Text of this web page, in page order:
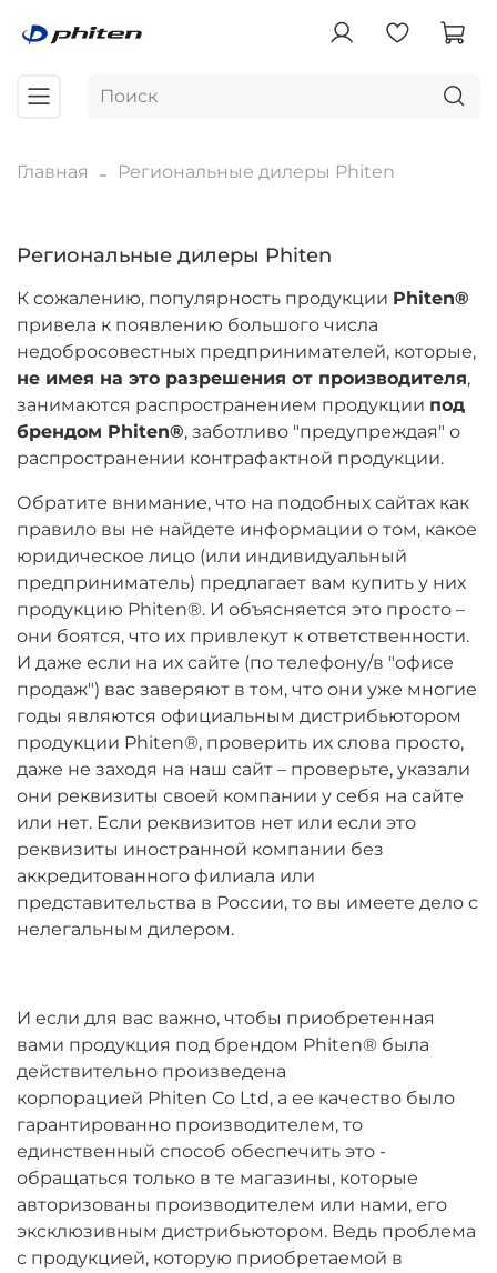
Главная Региональные дилеры Phiten
Региональные дилеры Phiten
К сожалению, популярность продукции Phiten®
привела к появлению большого числа
недобросовестных предпринимателей, которые,
не имея на это разрешения от производителя,
занимаются распространением продукции под
брендом Phiten®, заботливо "предупреждая" о
распространении контрафактной продукции.
Обратите внимание, что на подобных сайтах как
правило вы не найдете информации о том, какое
юридическое лицо (или индивидуальный
предприниматель) предлагает вам купить у них
продукцию Phiten®. И объясняется это просто –
они боятся, что их привлекут к ответственности.
И даже если на их сайте (по телефону/в "офисе
продаж") вас заверяют в том, что они уже многие
годы являются официальным дистрибьютором
продукции Phiten®, проверить их слова просто,
даже не заходя на наш сайт – проверьте, указали
они реквизиты своей компании у себя на сайте
или нет. Если реквизитов нет или если это
реквизиты иностранной компании без
аккредитованного филиала или
представительства в России, то вы имеете дело с
нелегальным дилером.
И если для вас важно, чтобы приобретенная
вами продукция под брендом Phiten® была
действительно произведена
корпорацией Phiten Co Ltd, а ее качество было
гарантированно производителем, то
единственный способ обеспечить это -
обращаться только в те магазины, которые
авторизованы производителем или нами, его
эксклюзивным дистрибьютором. Ведь проблема
с продукцией, которую приобретаемой в